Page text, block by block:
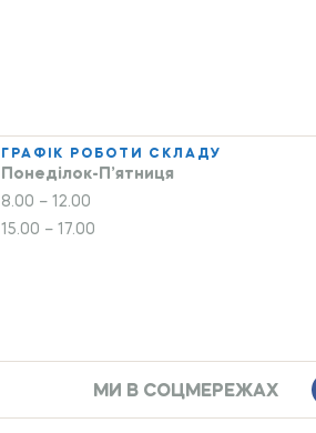
ГРАФІК РОБОТИ СКЛАДУ
Понеділок-П’ятниця
8.00 – 12.00
15.00 – 17.00
МИ В СОЦМЕРЕЖАХ